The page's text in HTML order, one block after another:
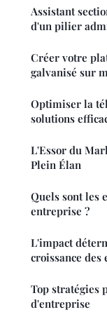
Assistant
d'un pilier
Créer votre
galvanisé sur
Optimiser la
solutions
L'Essor du
Plein Élan
Quels sont les
entreprise ?
L'impact
croissance des
Top stratégies
d'entreprise